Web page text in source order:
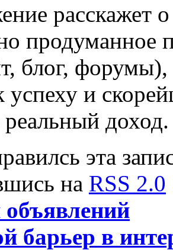
расскажет
продуманное
блог,
успеху и
доход.
эта
на RSS 2.0
барьер в